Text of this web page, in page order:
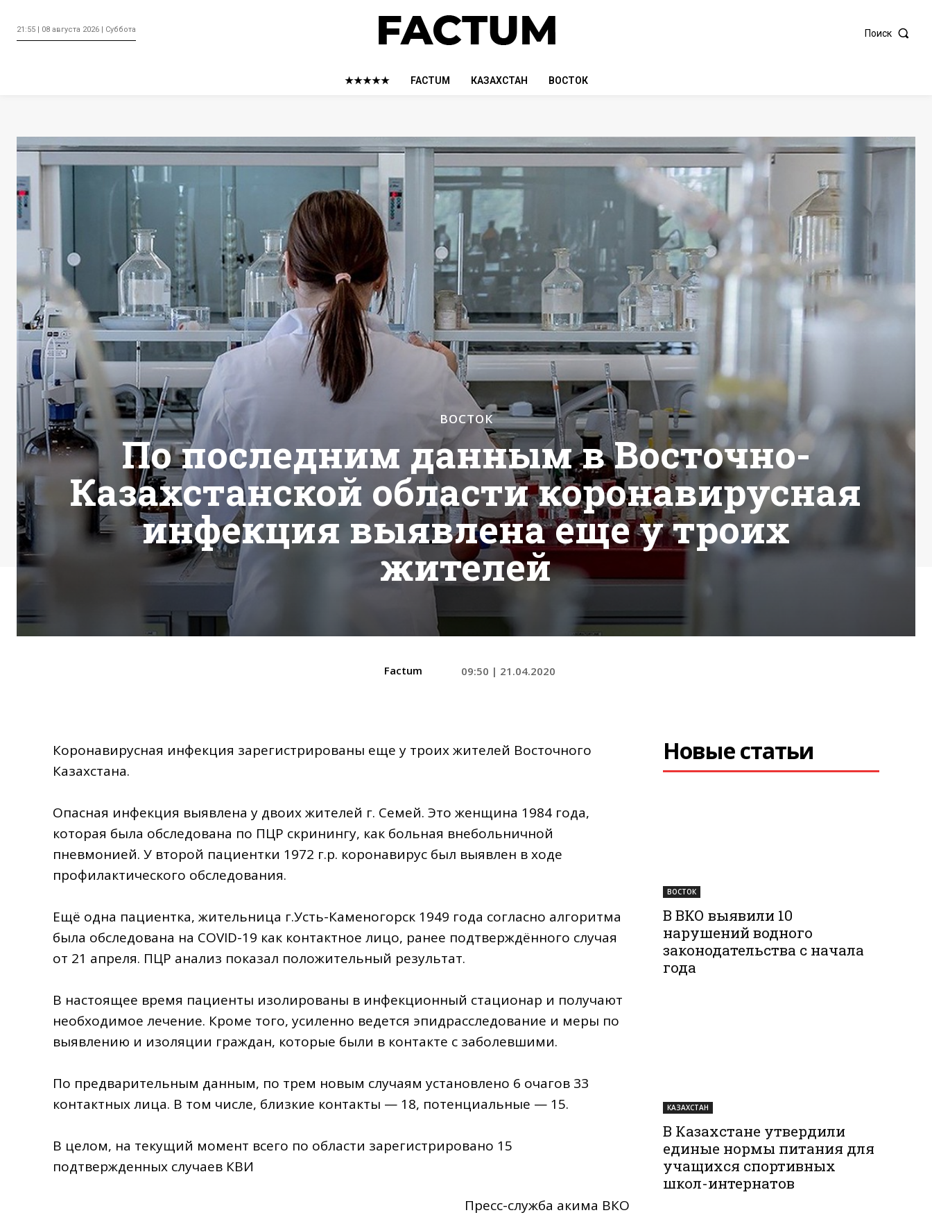
21:55 | 08 августа 2026 | Суббота Поиск
★★★★★ FACTUM КАЗАХСТАН ВОСТОК
ВОСТОК
По последним данным в Восточно-
Казахстанской области коронавирусная
инфекция выявлена еще у троих
жителей
Factum 09:50 | 21.04.2020
Коронавирусная инфекция зарегистрированы еще у троих жителей Восточного
Казахстана.
Опасная инфекция выявлена у двоих жителей г. Семей. Это женщина 1984 года,
которая была обследована по ПЦР скринингу, как больная внебольничной
пневмонией. У второй пациентки 1972 г.р. коронавирус был выявлен в ходе
профилактического обследования.
Ещё одна пациентка, жительница г.Усть-Каменогорск 1949 года согласно алгоритма
была обследована на COVID-19 как контактное лицо, ранее подтверждённого случая
от 21 апреля. ПЦР анализ показал положительный результат.
В настоящее время пациенты изолированы в инфекционный стационар и получают
необходимое лечение. Кроме того, усиленно ведется эпидрасследование и меры по
выявлению и изоляции граждан, которые были в контакте с заболевшими.
По предварительным данным, по трем новым случаям установлено 6 очагов 33
контактных лица. В том числе, близкие контакты — 18, потенциальные — 15.
В целом, на текущий момент всего по области зарегистрировано 15
подтвержденных случаев КВИ
Пресс-служба акима ВКО
Новые статьи
ВОСТОК
В ВКО выявили 10
нарушений водного
законодательства с начала
года
КАЗАХСТАН
В Казахстане утвердили
единые нормы питания для
учащихся спортивных
школ-интернатов